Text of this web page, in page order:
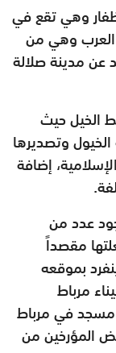
وهي تقع ‏في
وهي ‏من
عن مدينة صلالة
الخيل ‏حيث
وتصديرها
إضافة
‏عدد من
‏مقصداً
‏بموقعه
‏مرباط
مسجد في مرباط
المؤرخين من